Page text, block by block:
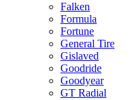
Falken
Formula
Fortune
General Tire
Gislaved
Goodride
Goodyear
GT Radial